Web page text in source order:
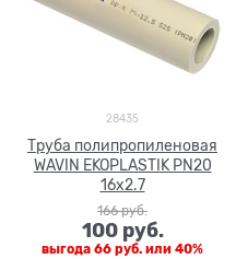
28435
Труба полипропиленовая
WAVIN EKOPLASTIK PN20
16x2.7
166 руб.
100 руб.
выгода 66 руб. или 40%